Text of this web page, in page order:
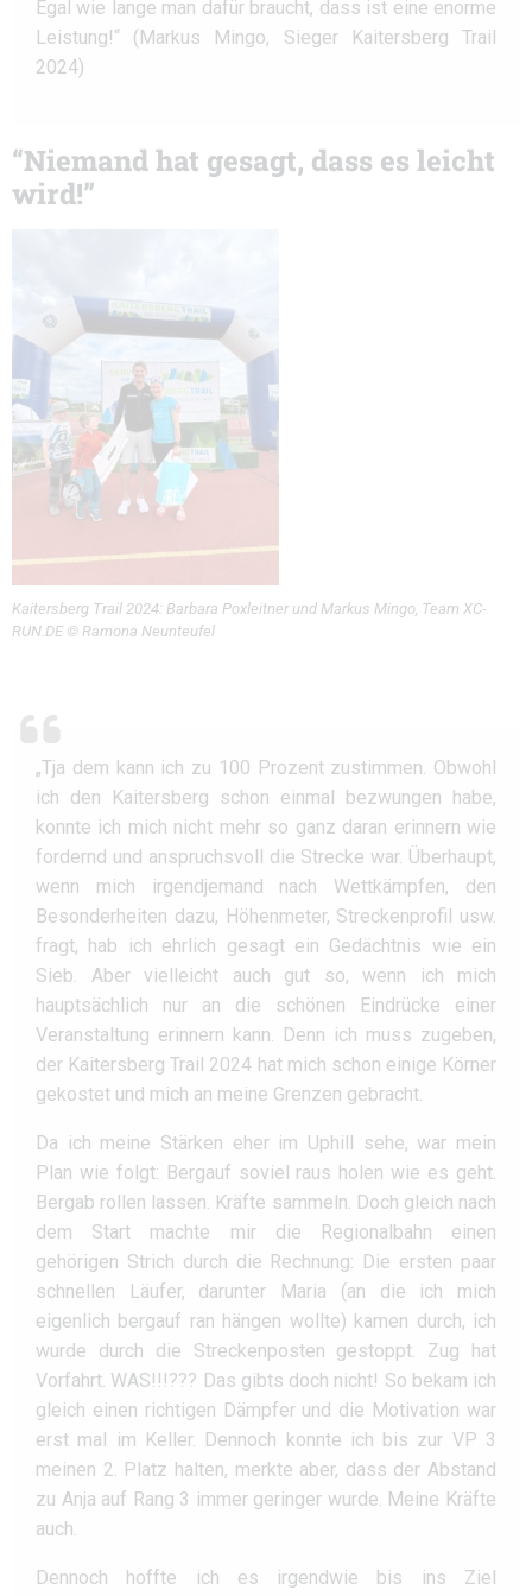
Egal wie lange man dafür braucht, dass ist eine enorme
Leistung!“ (Markus Mingo, Sieger Kaitersberg Trail
2024)
“Niemand hat gesagt, dass es leicht
wird!”
Kaitersberg Trail 2024: Barbara Poxleitner und Markus Mingo, Team XC-
RUN.DE © Ramona Neunteufel
„Tja dem kann ich zu 100 Prozent zustimmen. Obwohl
ich den Kaitersberg schon einmal bezwungen habe,
konnte ich mich nicht mehr so ganz daran erinnern wie
fordernd und anspruchsvoll die Strecke war. Überhaupt,
wenn mich irgendjemand nach Wettkämpfen, den
Besonderheiten dazu, Höhenmeter, Streckenprofil usw.
fragt, hab ich ehrlich gesagt ein Gedächtnis wie ein
Sieb. Aber vielleicht auch gut so, wenn ich mich
hauptsächlich nur an die schönen Eindrücke einer
Veranstaltung erinnern kann. Denn ich muss zugeben,
der Kaitersberg Trail 2024 hat mich schon einige Körner
gekostet und mich an meine Grenzen gebracht.
Da ich meine Stärken eher im Uphill sehe, war mein
Plan wie folgt: Bergauf soviel raus holen wie es geht.
Bergab rollen lassen. Kräfte sammeln. Doch gleich nach
dem Start machte mir die Regionalbahn einen
gehörigen Strich durch die Rechnung: Die ersten paar
schnellen Läufer, darunter Maria (an die ich mich
eigenlich bergauf ran hängen wollte) kamen durch, ich
wurde durch die Streckenposten gestoppt. Zug hat
Vorfahrt. WAS!!!??? Das gibts doch nicht! So bekam ich
gleich einen richtigen Dämpfer und die Motivation war
erst mal im Keller. Dennoch konnte ich bis zur VP 3
meinen 2. Platz halten, merkte aber, dass der Abstand
zu Anja auf Rang 3 immer geringer wurde. Meine Kräfte
auch.
Dennoch hoffte ich es irgendwie bis ins Ziel